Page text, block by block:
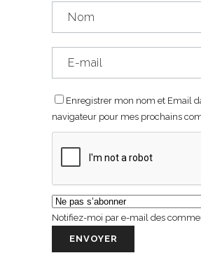
Enregistrer mon nom et Email
navigateur pour mes prochains
Notifiez-moi par e-mail des